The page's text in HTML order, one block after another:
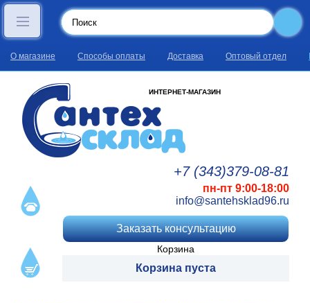
О магазине Способы оплаты Доставка Оптовый отдел
ИНТЕРНЕТ-МАГАЗИН
+7 (343)379-08-81
пн-пт 9:00-18:00
info@santehsklad96.ru
Заказать консультацию
Корзина
Корзина пуста